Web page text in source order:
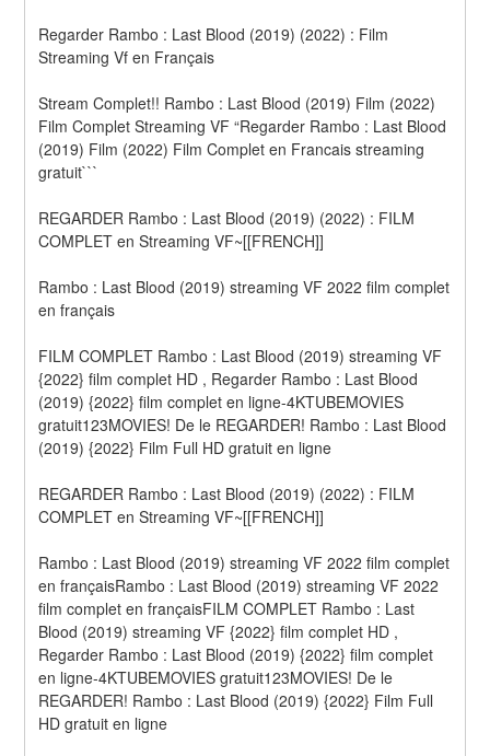
Regarder Rambo : Last Blood (2019) (2022) : Film
Streaming Vf en Français
Stream Complet!! Rambo : Last Blood (2019) Film (2022)
Film Complet Streaming VF “Regarder Rambo : Last Blood
(2019) Film (2022) Film Complet en Francais streaming
gratuit```
REGARDER Rambo : Last Blood (2019) (2022) : FILM
COMPLET en Streaming VF~[[FRENCH]]
Rambo : Last Blood (2019) streaming VF 2022 film complet
en français
FILM COMPLET Rambo : Last Blood (2019) streaming VF
{2022} film complet HD , Regarder Rambo : Last Blood
(2019) {2022} film complet en ligne-4KTUBEMOVIES
gratuit123MOVIES! De le REGARDER! Rambo : Last Blood
(2019) {2022} Film Full HD gratuit en ligne
REGARDER Rambo : Last Blood (2019) (2022) : FILM
COMPLET en Streaming VF~[[FRENCH]]
Rambo : Last Blood (2019) streaming VF 2022 film complet
en françaisRambo : Last Blood (2019) streaming VF 2022
film complet en françaisFILM COMPLET Rambo : Last
Blood (2019) streaming VF {2022} film complet HD ,
Regarder Rambo : Last Blood (2019) {2022} film complet
en ligne-4KTUBEMOVIES gratuit123MOVIES! De le
REGARDER! Rambo : Last Blood (2019) {2022} Film Full
HD gratuit en ligne